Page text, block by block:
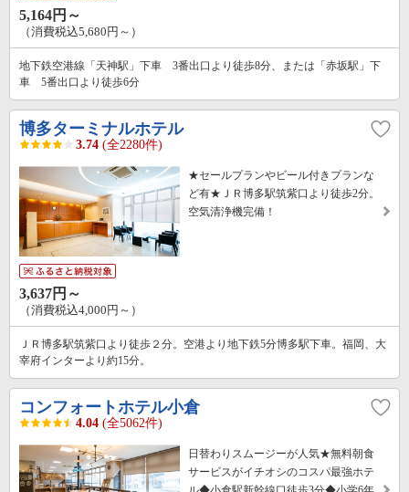
5,164円～
（消費税込5,680円～）
地下鉄空港線「天神駅」下車 3番出口より徒歩8分、または「赤坂駅」下
車 5番出口より徒歩6分
博多ターミナルホテル
3.74 (全2280件)
★セールプランやビール付きプランな
ど有★ＪＲ博多駅筑紫口より徒歩2分。
空気清浄機完備！
3,637円～
（消費税込4,000円～）
ＪＲ博多駅筑紫口より徒歩２分。空港より地下鉄5分博多駅下車。福岡、大
宰府インターより約15分。
コンフォートホテル小倉
4.04 (全5062件)
日替わりスムージーが人気★無料朝食
サービスがイチオシのコスパ最強ホテ